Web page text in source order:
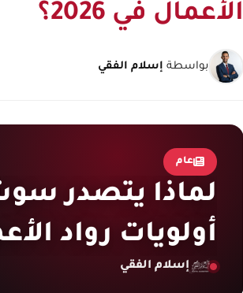
الأعمال في 2026؟
بواسطة إسلام الفقي
عام
لماذا يتصدر
أولويات رواد
إسلام الفقي